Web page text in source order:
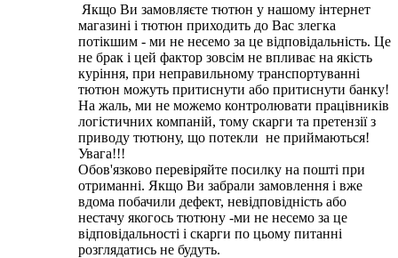
Якщо Ви замовляєте тютюн у нашому інтернет
магазині і тютюн приходить до Вас злегка
потікшим - ми не несемо за це відповідальність. Це
не брак і цей фактор зовсім не впливає на якість
куріння, при неправильному транспортуванні
тютюн можуть притиснути або притиснути банку!
На жаль, ми не можемо контролювати працівників
логістичних компаній, тому скарги та претензії з
приводу тютюну, що потекли не приймаються!
Увага!!!
Обов'язково перевіряйте посилку на пошті при
отриманні. Якщо Ви забрали замовлення і вже
вдома побачили дефект, невідповідність або
нестачу якогось тютюну -ми не несемо за це
відповідальності і скарги по цьому питанні
розглядатись не будуть.